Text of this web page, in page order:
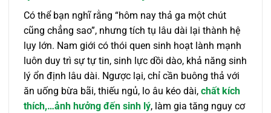
Có thể bạn nghĩ rằng “hôm nay thả ga một chút
cũng chẳng sao”, nhưng tích tụ lâu dài lại thành hệ
lụy lớn. Nam giới có thói quen sinh hoạt lành mạnh
luôn duy trì sự tự tin, sinh lực dồi dào, khả năng sinh
lý ổn định lâu dài. Ngược lại, chỉ cần buông thả với
ăn uống bừa bãi, thiếu ngủ, lo âu kéo dài, chất kích
thích,…ảnh hưởng đến sinh lý, làm gia tăng nguy cơ